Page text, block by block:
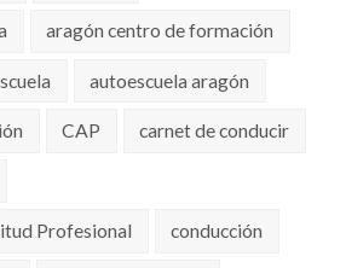
aragón centro de formación
autoescuela aragón
CAP carnet de conducir
Profesional conducción